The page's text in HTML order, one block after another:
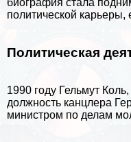
биография стала
политической
Политическая
1990 году Гельмут
должность канцлера
министром по делам